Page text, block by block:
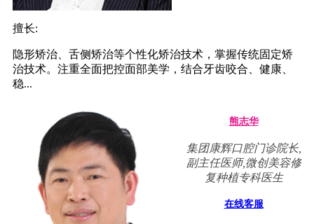
擅长:
隐形矫治、舌侧矫治等个性化矫治技术，掌握传统固定矫
治技术。注重全面把控面部美学，结合牙齿咬合、健康、
稳...
熊志华
集团康辉口腔门诊院长,
副主任医师,微创美容修
复种植专科医生
在线客服